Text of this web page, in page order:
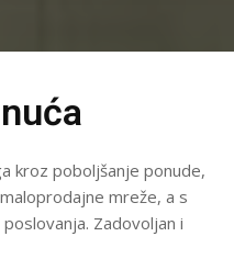
kroz poboljšanje ponude,
mreže, a s
Zadovoljan i